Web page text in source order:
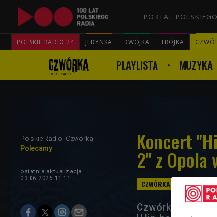
PORTAL
POLSKIE RADIO 24 JEDYNKA DWÓJKA TRÓJKA
PLAYLISTA MUZYKA
Polskie Radio
Czwórka
Polecamy
Koncert
2" z Opola
ostatnia aktualizacja:
03.06.2026 11:11
Czwórka już